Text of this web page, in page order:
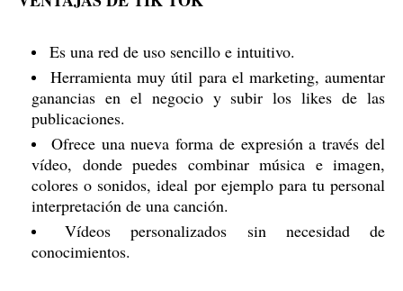
Es una red de uso sencillo e intuitivo.
Herramienta muy útil para el marketing, aumentar
ganancias en el negocio y subir los likes de las
publicaciones.
Ofrece una nueva forma de expresión a través del
vídeo, donde puedes combinar música e imagen,
colores o sonidos, ideal por ejemplo para tu personal
interpretación de una canción.
Vídeos personalizados sin necesidad de
conocimientos.